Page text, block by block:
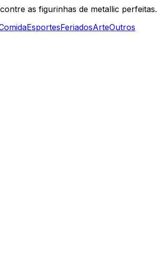
as figurinhas de metallic perfeitas.
EsportesFeriadosArteOutros